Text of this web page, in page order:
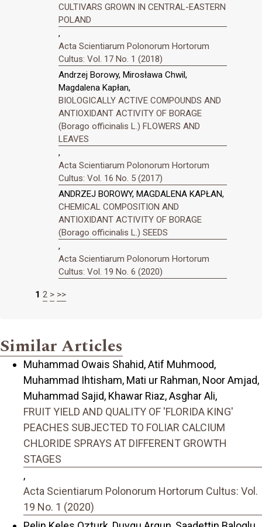
CULTIVARS GROWN IN CENTRAL-EASTERN
POLAND
,
Acta Scientiarum Polonorum Hortorum
Cultus: Vol. 17 No. 1 (2018)
Andrzej Borowy, Mirosława Chwil,
Magdalena Kapłan,
BIOLOGICALLY ACTIVE COMPOUNDS AND
ANTIOXIDANT ACTIVITY OF BORAGE
(Borago officinalis L.) FLOWERS AND
LEAVES
,
Acta Scientiarum Polonorum Hortorum
Cultus: Vol. 16 No. 5 (2017)
ANDRZEJ BOROWY, MAGDALENA KAPŁAN,
CHEMICAL COMPOSITION AND
ANTIOXIDANT ACTIVITY OF BORAGE
(Borago officinalis L.) SEEDS
,
Acta Scientiarum Polonorum Hortorum
Cultus: Vol. 19 No. 6 (2020)
1 2 > >>
Similar Articles
Muhammad Owais Shahid, Atif Muhmood,
Muhammad Ihtisham, Mati ur Rahman, Noor Amjad,
Muhammad Sajid, Khawar Riaz, Asghar Ali,
FRUIT YIELD AND QUALITY OF 'FLORIDA KING'
PEACHES SUBJECTED TO FOLIAR CALCIUM
CHLORIDE SPRAYS AT DIFFERENT GROWTH
STAGES
,
Acta Scientiarum Polonorum Hortorum Cultus: Vol.
19 No. 1 (2020)